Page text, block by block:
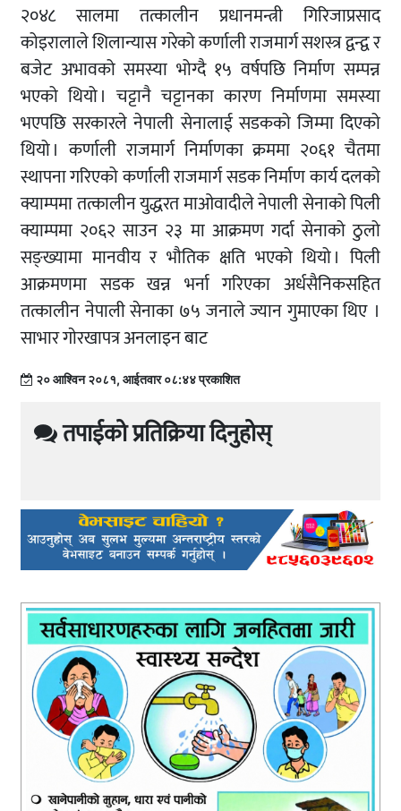
२०४८ सालमा तत्कालीन प्रधानमन्त्री गिरिजाप्रसाद
कोइरालाले शिलान्यास गरेको कर्णाली राजमार्ग सशस्त्र द्वन्द्व र
बजेट अभावको समस्या भोग्दै १५ वर्षपछि निर्माण सम्पन्न
भएको थियो । चट्टानै चट्टानका कारण निर्माणमा समस्या
भएपछि सरकारले नेपाली सेनालाई सडकको जिम्मा दिएको
थियो । कर्णाली राजमार्ग निर्माणका क्रममा २०६१ चैतमा
स्थापना गरिएको कर्णाली राजमार्ग सडक निर्माण कार्य दलको
क्याम्पमा तत्कालीन युद्धरत माओवादीले नेपाली सेनाको पिली
क्याम्पमा २०६२ साउन २३ मा आक्रमण गर्दा सेनाको ठुलो
सङ्ख्यामा मानवीय र भौतिक क्षति भएको थियो । पिली
आक्रमणमा सडक खन्न भर्ना गरिएका अर्धसैनिकसहित
तत्कालीन नेपाली सेनाका ७५ जनाले ज्यान गुमाएका थिए ।
साभार गाेरखापत्र अनलाइन बाट
२० आश्विन २०८१, आईतवार ०८:४४ प्रकाशित
तपाईको प्रतिक्रिया दिनुहोस्